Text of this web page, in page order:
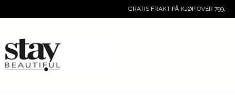
GRATIS FRAKT PÅ KJØP OVER 799,-